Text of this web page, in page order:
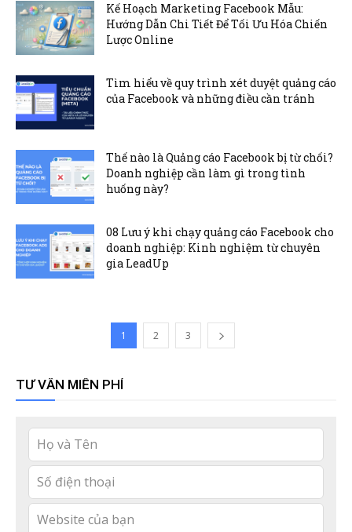
Kế Hoạch Marketing Facebook Mẫu:
Hướng Dẫn Chi Tiết Để Tối Ưu Hóa Chiến
Lược Online
Tìm hiểu về quy trình xét duyệt quảng cáo
của Facebook và những điều cần tránh
Thế nào là Quảng cáo Facebook bị từ chối?
Doanh nghiệp cần làm gì trong tình
huống này?
08 Lưu ý khi chạy quảng cáo Facebook cho
doanh nghiệp: Kinh nghiệm từ chuyên
gia LeadUp
1 2 3
TƯ VẤN MIỄN PHÍ
this
field
blank